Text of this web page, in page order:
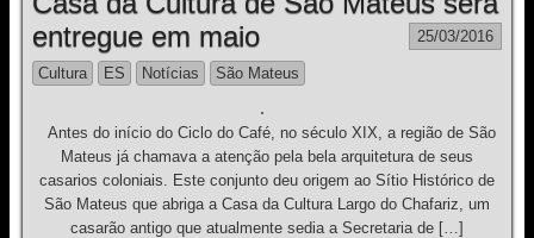
entregue em maio
25/03/2016
Cultura ES Notícias São Mateus
Antes do início do Ciclo do Café, no século XIX, a região de São
Mateus já chamava a atenção pela bela arquitetura de seus
casarios coloniais. Este conjunto deu origem ao Sítio Histórico de
São Mateus que abriga a Casa da Cultura Largo do Chafariz, um
casarão antigo que atualmente sedia a Secretaria de […]